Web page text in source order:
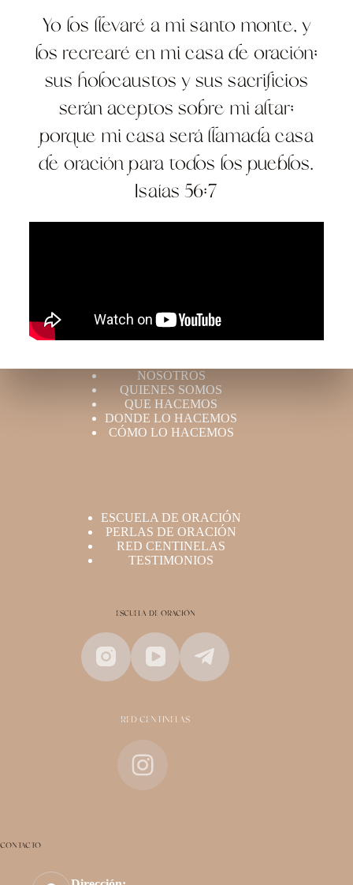
Yo los llevaré a mi santo monte, y
los recrearé en mi casa de oración;
sus holocaustos y sus sacrificios
serán aceptos sobre mi altar;
porque mi casa será llamada casa
de oración para todos los pueblos.
Isaías 56:7
NOSOTROS
QUIENES SOMOS
QUE HACEMOS
DONDE LO HACEMOS
CÓMO LO HACEMOS
ESCUELA DE ORACIÓN
PERLAS DE ORACIÓN
RED CENTINELAS
TESTIMONIOS
ESCUELA DE ORACIÓN
RED CENTINELAS
CONTACTO